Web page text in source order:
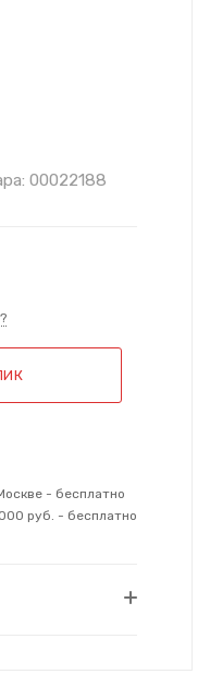
00022188
- бесплатно
руб. - бесплатно